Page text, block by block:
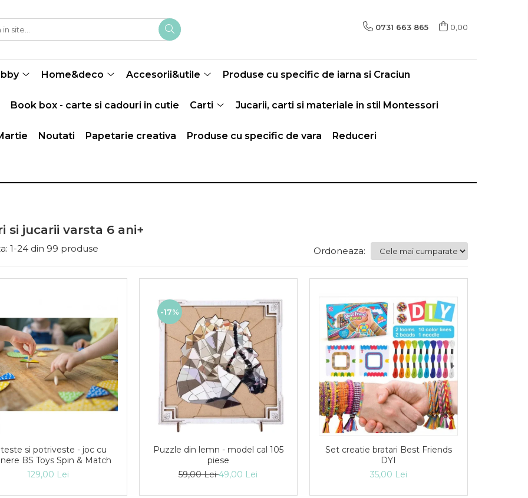
0731 663 865 0,00
Home&deco Accesorii&utile Produse cu specific de iarna si Craciun
Book box - carte si cadouri in cutie Carti Jucarii, carti si materiale in stil Montessori
Noutati Papetarie creativa Produse cu specific de vara Reduceri
si jucarii varsta 6 ani+
1-24din 99 produse Ordoneaza:
si potriveste - joc cu
BS Toys Spin & Match
129,00 Lei
-17%
Puzzle din lemn - model cal 105
piese
59,00 Lei49,00 Lei
Set creatie bratari Best Friends
DYI
35,00 Lei